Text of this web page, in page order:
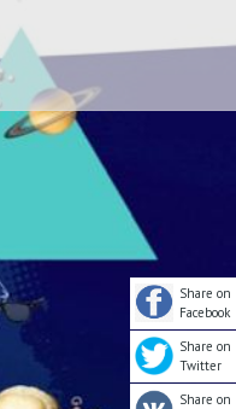
Share on
Facebook
Share on
Twitter
Share on